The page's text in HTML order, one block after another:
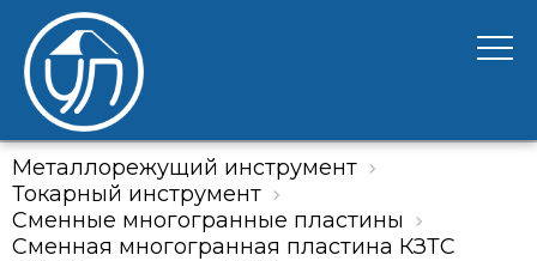
Металлорежущий инструмент
Токарный инструмент
Сменные многогранные пластины
Сменная многогранная пластина КЗТС